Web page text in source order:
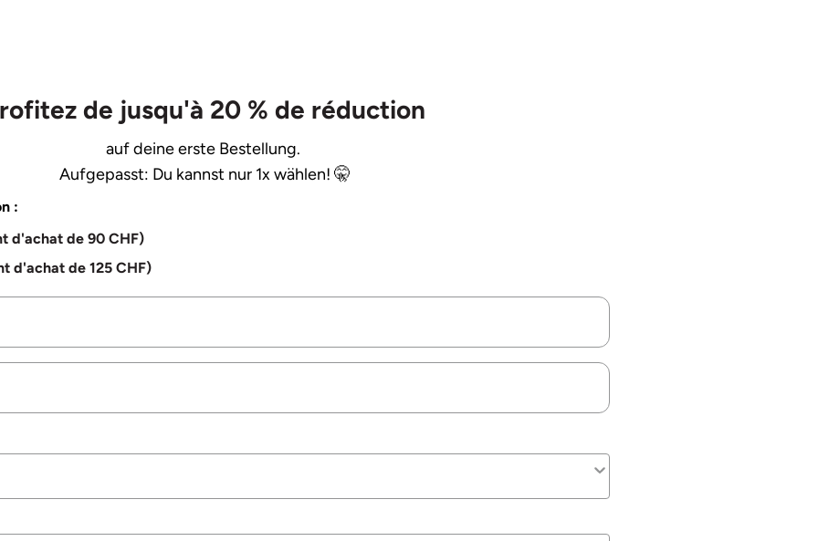
de jusqu'à 20 % de réduction
auf deine erste Bestellung.
Aufgepasst: Du kannst nur 1x wählen! 🤫
:
d'achat de 90 CHF)
d'achat de 125 CHF)